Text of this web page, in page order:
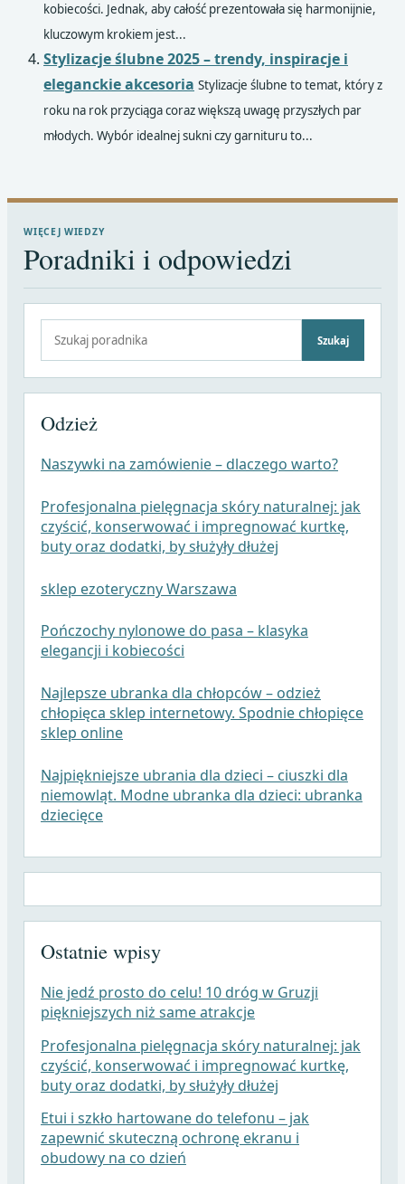
kobiecości. Jednak, aby całość prezentowała się harmonijnie,
kluczowym krokiem jest...
Stylizacje ślubne 2025 – trendy, inspiracje i
eleganckie akcesoria Stylizacje ślubne to temat, który z
roku na rok przyciąga coraz większą uwagę przyszłych par
młodych. Wybór idealnej sukni czy garnituru to...
WIĘCEJ WIEDZY
Poradniki i odpowiedzi
Szukaj
Odzież
Naszywki na zamówienie – dlaczego warto?
Profesjonalna pielęgnacja skóry naturalnej: jak
czyścić, konserwować i impregnować kurtkę,
buty oraz dodatki, by służyły dłużej
sklep ezoteryczny Warszawa
Pończochy nylonowe do pasa – klasyka
elegancji i kobiecości
Najlepsze ubranka dla chłopców – odzież
chłopięca sklep internetowy. Spodnie chłopięce
sklep online
Najpiękniejsze ubrania dla dzieci – ciuszki dla
niemowląt. Modne ubranka dla dzieci: ubranka
dziecięce
Ostatnie wpisy
Nie jedź prosto do celu! 10 dróg w Gruzji
piękniejszych niż same atrakcje
Profesjonalna pielęgnacja skóry naturalnej: jak
czyścić, konserwować i impregnować kurtkę,
buty oraz dodatki, by służyły dłużej
Etui i szkło hartowane do telefonu – jak
zapewnić skuteczną ochronę ekranu i
obudowy na co dzień